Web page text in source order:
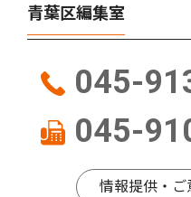
青葉区編集室
045-
045-
情報提供・ご